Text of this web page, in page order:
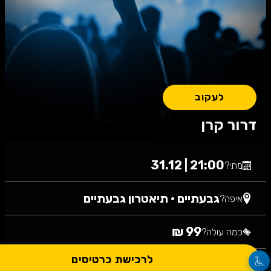
דרור קרן
לעקוב
מתי?21:00 | 31.12
איפה?גבעתיים • תיאטרון גבעתיים
כמה עולה?99 ₪
לרכישת כרטיסים